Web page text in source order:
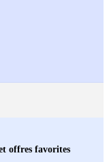
offres favorites